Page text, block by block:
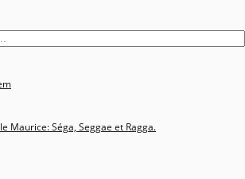
Maurice: Séga, Seggae et Ragga.